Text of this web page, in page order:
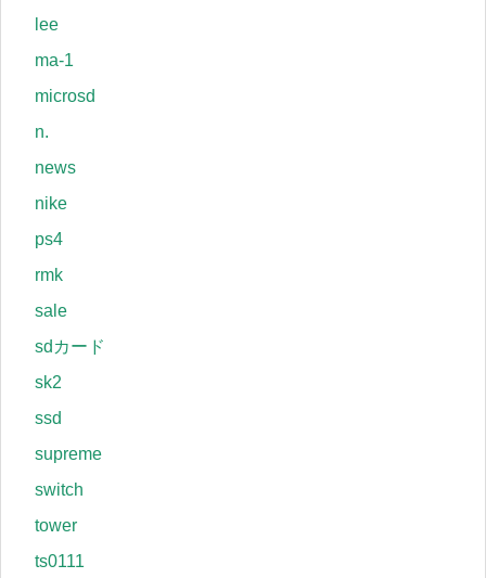
lee
ma-1
microsd
n.
news
nike
ps4
rmk
sale
sdカード
sk2
ssd
supreme
switch
tower
ts0111